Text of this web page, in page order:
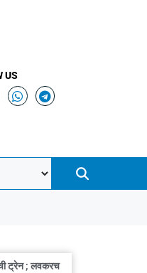
US
ट्रेन ; लवकरच